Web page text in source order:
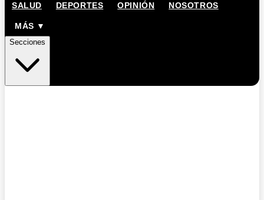
SALUD DEPORTES OPINIÓN NOSOTROS
MÁS ▼
Secciones